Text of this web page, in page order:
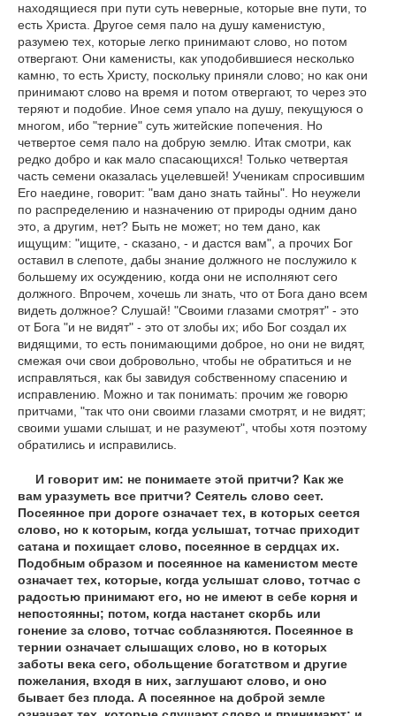
находящиеся при пути суть неверные, которые вне пути, то
есть Христа. Другое семя пало на душу каменистую,
разумею тех, которые легко принимают слово, но потом
отвергают. Они каменисты, как уподобившиеся несколько
камню, то есть Христу, поскольку приняли слово; но как они
принимают слово на время и потом отвергают, то через это
теряют и подобие. Иное семя упало на душу, пекущуюся о
многом, ибо "терние" суть житейские попечения. Но
четвертое семя пало на добрую землю. Итак смотри, как
редко добро и как мало спасающихся! Только четвертая
часть семени оказалась уцелевшей! Ученикам спросившим
Его наедине, говорит: "вам дано знать тайны". Но неужели
по распределению и назначению от природы одним дано
это, а другим, нет? Быть не может; но тем дано, как
ищущим: "ищите, - сказано, - и дастся вам", а прочих Бог
оставил в слепоте, дабы знание должного не послужило к
большему их осуждению, когда они не исполняют сего
должного. Впрочем, хочешь ли знать, что от Бога дано всем
видеть должное? Слушай! "Своими глазами смотрят" - это
от Бога "и не видят" - это от злобы их; ибо Бог создал их
видящими, то есть понимающими доброе, но они не видят,
смежая очи свои добровольно, чтобы не обратиться и не
исправляться, как бы завидуя собственному спасению и
исправлению. Можно и так понимать: прочим же говорю
притчами, "так что они своими глазами смотрят, и не видят;
своими ушами слышат, и не разумеют", чтобы хотя поэтому
обратились и исправились.
И говорит им: не понимаете этой притчи? Как же
вам уразуметь все притчи? Сеятель слово сеет.
Посеянное при дороге означает тех, в которых сеется
слово, но к которым, когда услышат, тотчас приходит
сатана и похищает слово, посеянное в сердцах их.
Подобным образом и посеянное на каменистом месте
означает тех, которые, когда услышат слово, тотчас с
радостью принимают его, но не имеют в себе корня и
непостоянны; потом, когда настанет скорбь или
гонение за слово, тотчас соблазняются. Посеянное в
тернии означает слышащих слово, но в которых
заботы века сего, обольщение богатством и другие
пожелания, входя в них, заглушают слово, и оно
бывает без плода. А посеянное на доброй земле